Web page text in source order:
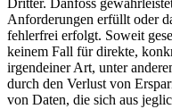
Dritter. Danfoss
Anforderungen erfüllt oder
fehlerfrei erfolgt. Soweit
keinem Fall für direkte,
irgendeiner Art, unter
durch den Verlust von
von Daten, die sich aus